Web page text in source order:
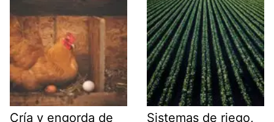
Cría y engorda de Sistemas de riego,